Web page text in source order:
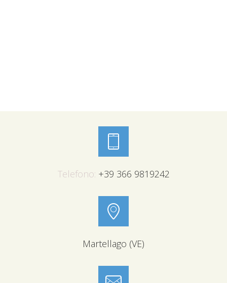
Telefono: +39 366 9819242
Martellago (VE)